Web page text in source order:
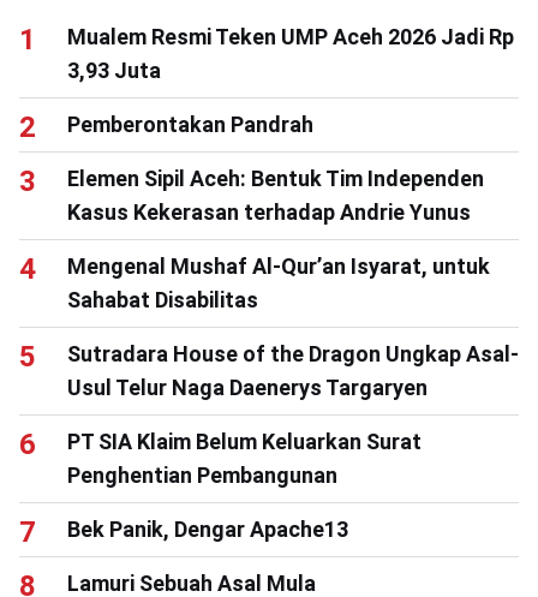
Mualem Resmi Teken UMP Aceh 2026 Jadi Rp
3,93 Juta
Pemberontakan Pandrah
Elemen Sipil Aceh: Bentuk Tim Independen
Kasus Kekerasan terhadap Andrie Yunus
Mengenal Mushaf Al-Qur’an Isyarat, untuk
Sahabat Disabilitas
Sutradara House of the Dragon Ungkap Asal-
Usul Telur Naga Daenerys Targaryen
PT SIA Klaim Belum Keluarkan Surat
Penghentian Pembangunan
Bek Panik, Dengar Apache13
Lamuri Sebuah Asal Mula